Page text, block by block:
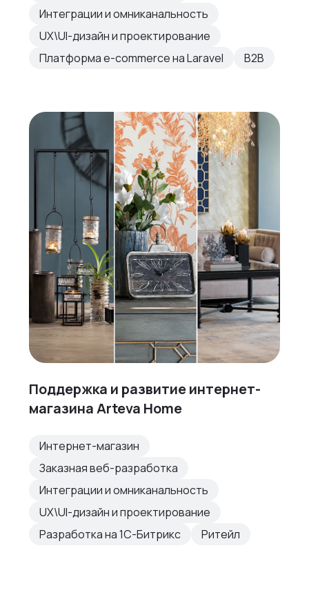
Интеграции и омниканальность
UX\UI-дизайн и проектирование
Платформа e-commerce на Laravel
B2B
Поддержка и развитие интернет-
магазина Arteva Home
Интернет-магазин
Заказная веб-разработка
Интеграции и омниканальность
UX\UI-дизайн и проектирование
Разработка на 1С-Битрикс
Ритейл